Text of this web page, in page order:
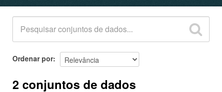
ORGANIZAÇÕES
GRUPOS
SOBRE
Ordenar por
2 conjuntos de dados